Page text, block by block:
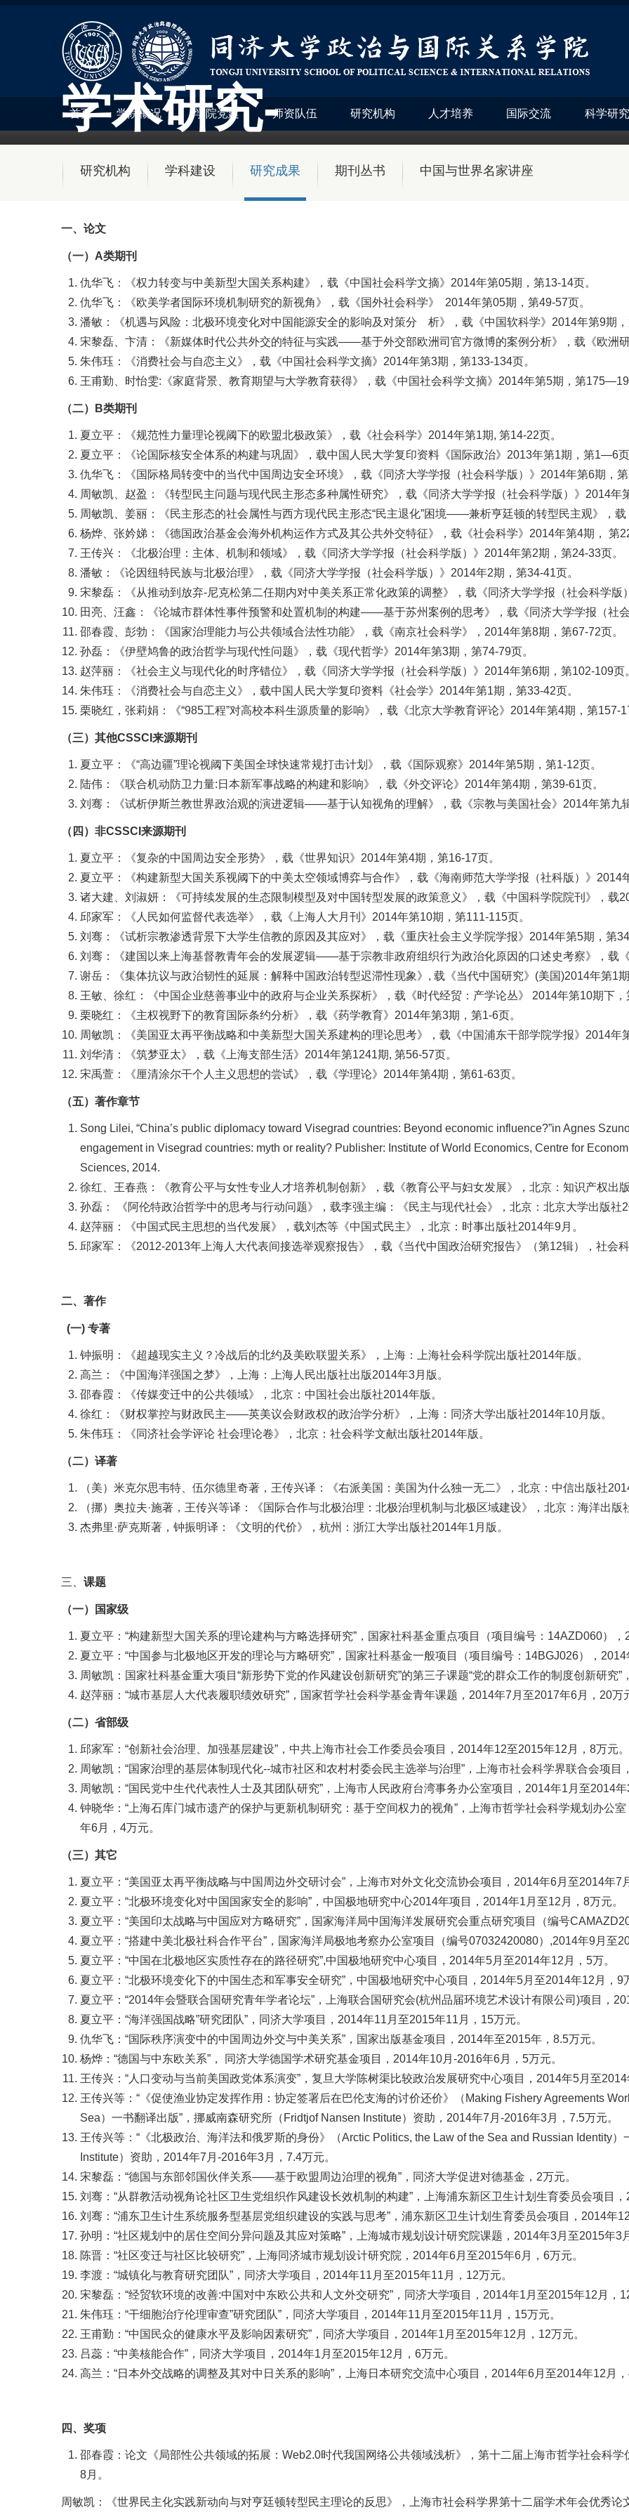
首页 学院概况 学院党建 师资队伍 研究机构 人才培养 国际交流 科学研究
学术研究-
研究机构 学科建设 研究成果 期刊丛书 中国与世界名家讲座
一、论文
（一）A类期刊
仇华飞：《权力转变与中美新型大国关系构建》，载《中国社会科学文摘》2014年第05期，第13-14页。
仇华飞：《欧美学者国际环境机制研究的新视角》，载《国外社会科学》 2014年第05期，第49-57页。
潘敏：《机遇与风险：北极环境变化对中国能源安全的影响及对策分 析》，载《中国软科学》2014年第9期，
宋黎磊、卞清：《新媒体时代公共外交的特征与实践——基于外交部欧洲司官方微博的案例分析》，载《欧洲
朱伟珏：《消费社会与自恋主义》，载《中国社会科学文摘》2014年第3期，第133-134页。
王甫勤、时怡雯:《家庭背景、教育期望与大学教育获得》，载《中国社会科学文摘》2014年第5期，第
（二）B类期刊
夏立平：《规范性力量理论视阈下的欧盟北极政策》，载《社会科学》2014年第1期, 第14-22页。
夏立平：《论国际核安全体系的构建与巩固》，载中国人民大学复印资料《国际政治》2013年第1期，第1—6页
仇华飞：《国际格局转变中的当代中国周边安全环境》，载《同济大学学报（社会科学版）》2014年第6期，第
周敏凯、赵盈：《转型民主问题与现代民主形态多种属性研究》，载《同济大学学报（社会科学版）》2014年
周敏凯、姜丽：《民主形态的社会属性与西方现代民主形态“民主退化”困境——兼析亨廷顿的转型民主观》，
杨烨、张妗娣：《德国政治基金会海外机构运作方式及其公共外交特征》，载《社会科学》2014年第4期， 第
王传兴：《北极治理：主体、机制和领域》，载《同济大学学报（社会科学版）》2014年第2期，第24-33页。
潘敏：《论因纽特民族与北极治理》，载《同济大学学报（社会科学版）》2014年2期，第34-41页。
宋黎磊：《从推动到放弃-尼克松第二任期内对中美关系正常化政策的调整》，载《同济大学学报（社会科学版
田亮、汪鑫：《论城市群体性事件预警和处置机制的构建——基于苏州案例的思考》，载《同济大学学报（社
邵春霞、彭勃：《国家治理能力与公共领域合法性功能》，载《南京社会科学》，2014年第8期，第67-72页。
孙磊：《伊壁鸠鲁的政治哲学与现代性问题》，载《现代哲学》2014年第3期，第74-79页。
赵萍丽：《社会主义与现代化的时序错位》，载《同济大学学报（社会科学版）》2014年第6期，第102-109页
朱伟珏：《消费社会与自恋主义》，载中国人民大学复印资料《社会学》2014年第1期，第33-42页。
栗晓红，张莉娟：《“985工程”对高校本科生源质量的影响》，载《北京大学教育评论》2014年第4期，第157-
（三）其他CSSCI来源期刊
夏立平：《“高边疆”理论视阈下美国全球快速常规打击计划》，载《国际观察》2014年第5期，第1-12页。
陆伟：《联合机动防卫力量:日本新军事战略的构建和影响》，载《外交评论》2014年第4期，第39-61页。
刘骞：《试析伊斯兰教世界政治观的演进逻辑——基于认知视角的理解》，载《宗教与美国社会》2014年第九
（四）非CSSCI来源期刊
夏立平：《复杂的中国周边安全形势》，载《世界知识》2014年第4期，第16-17页。
夏立平：《构建新型大国关系视阈下的中美太空领域博弈与合作》，载《海南师范大学学报（社科版）》2014
诸大建、刘淑妍：《可持续发展的生态限制模型及对中国转型发展的政策意义》，载《中国科学院院刊》，载
邱家军：《人民如何监督代表选举》，载《上海人大月刊》2014年第10期，第111-115页。
刘骞：《试析宗教渗透背景下大学生信教的原因及其应对》，载《重庆社会主义学院学报》2014年第5期，第
刘骞：《建国以来上海基督教青年会的发展逻辑——基于宗教非政府组织行为政治化原因的口述史考察》，载
谢岳：《集体抗议与政治韧性的延展：解释中国政治转型迟滞性现象》, 载《当代中国研究》(美国)2014年第1期
王敏、徐红：《中国企业慈善事业中的政府与企业关系探析》，载《时代经贸：产学论丛》 2014年第10期下，
栗晓红：《主权视野下的教育国际条约分析》，载《药学教育》2014年第3期，第1-6页。
周敏凯：《美国亚太再平衡战略和中美新型大国关系建构的理论思考》，载《中国浦东干部学院学报》2014年
刘华清：《筑梦亚太》，载《上海支部生活》2014年第1241期, 第56-57页。
宋禹萱：《厘清涂尔干个人主义思想的尝试》，载《学理论》2014年第4期，第61-63页。
（五）著作章节
Song Lilei, “China’s public diplomacy toward Visegrad countries: Beyond economic influence?”in Agnes
engagement in Visegrad countries: myth or reality? Publisher: Institute of World Economics, Centre for
Sciences, 2014.
徐红、王春燕：《教育公平与女性专业人才培养机制创新》，载《教育公平与妇女发展》，北京：知识产权出
孙磊： 《阿伦特政治哲学中的思考与行动问题》，载李强主编：《民主与现代社会》，北京：北京大学出版社
赵萍丽：《中国式民主思想的当代发展》，载刘杰等《中国式民主》，北京：时事出版社2014年9月。
邱家军：《2012-2013年上海人大代表间接选举观察报告》，载《当代中国政治研究报告》（第12辑），社会
二、著作
(一) 专著
钟振明：《超越现实主义？冷战后的北约及美欧联盟关系》，上海：上海社会科学院出版社2014年版。
高兰：《中国海洋强国之梦》，上海：上海人民出版社出版2014年3月版。
邵春霞：《传媒变迁中的公共领域》，北京：中国社会出版社2014年版。
徐红：《财权掌控与财政民主——英美议会财政权的政治学分析》，上海：同济大学出版社2014年10月版。
朱伟珏：《同济社会学评论 社会理论卷》，北京：社会科学文献出版社2014年版。
（二）译著
（美）米克尔思韦特、伍尔德里奇著，王传兴译：《右派美国：美国为什么独一无二》，北京：中信出版社
（挪）奥拉夫·施著，王传兴等译：《国际合作与北极治理：北极治理机制与北极区域建设》，北京：海洋出版
杰弗里·萨克斯著，钟振明译：《文明的代价》，杭州：浙江大学出版社2014年1月版。
三、 课题
（一）国家级
夏立平：“构建新型大国关系的理论建构与方略选择研究”，国家社科基金重点项目（项目编号：14AZD060），
夏立平：“中国参与北极地区开发的理论与方略研究”，国家社科基金一般项目（项目编号：14BGJ026），2014
周敏凯：国家社科基金重大项目“新形势下党的作风建设创新研究”的第三子课题“党的群众工作的制度创新研究”
赵萍丽：“城市基层人大代表履职绩效研究”，国家哲学社会科学基金青年课题，2014年7月至2017年6月，20万
（二）省部级
邱家军：“创新社会治理、加强基层建设”，中共上海市社会工作委员会项目，2014年12至2015年12月，8万元。
周敏凯：“国家治理的基层体制现代化--城市社区和农村村委会民主选举与治理”，上海市社会科学界联合会项目
周敏凯：“国民党中生代代表性人士及其团队研究”，上海市人民政府台湾事务办公室项目，2014年1月至2014年
钟晓华：“上海石库门城市遗产的保护与更新机制研究：基于空间权力的视角”，上海市哲学社会科学规划办公
年6月，4万元。
（三）其它
夏立平：“美国亚太再平衡战略与中国周边外交研讨会”，上海市对外文化交流协会项目，2014年6月至2014年7
夏立平：“北极环境变化对中国国家安全的影响”，中国极地研究中心2014年项目，2014年1月至12月，8万元。
夏立平：“美国印太战略与中国应对方略研究”，国家海洋局中国海洋发展研究会重点研究项目（编号
夏立平：“搭建中美北极社科合作平台”，国家海洋局极地考察办公室项目（编号07032420080）,2014年9月至
夏立平：“中国在北极地区实质性存在的路径研究”,中国极地研究中心项目，2014年5月至2014年12月，5万。
夏立平：“北极环境变化下的中国生态和军事安全研究”，中国极地研究中心项目，2014年5月至2014年12月，9
夏立平：“2014年会暨联合国研究青年学者论坛”，上海联合国研究会(杭州品届环境艺术设计有限公司)项目，
夏立平：“海洋强国战略”研究团队”，同济大学项目，2014年11月至2015年11月，15万元。
仇华飞：“国际秩序演变中的中国周边外交与中美关系”，国家出版基金项目，2014年至2015年，8.5万元。
杨烨：“德国与中东欧关系”， 同济大学德国学术研究基金项目，2014年10月-2016年6月，5万元。
王传兴：“人口变动与当前美国政党体系演变”，复旦大学陈树渠比较政治发展研究中心项目，2014年5月至2014
王传兴等：“《促使渔业协定发挥作用：协定签署后在巴伦支海的讨价还价》（Making Fishery Agreements
Sea）一书翻译出版”，挪威南森研究所（Fridtjof Nansen Institute）资助，2014年7月-2016年3月，7.5万元。
王传兴等：“《北极政治、海洋法和俄罗斯的身份》（Arctic Politics, the Law of the Sea and Russian Identity
Institute）资助，2014年7月-2016年3月，7.4万元。
宋黎磊：“德国与东部邻国伙伴关系——基于欧盟周边治理的视角”，同济大学促进对德基金，2万元。
刘骞：“从群教活动视角论社区卫生党组织作风建设长效机制的构建”，上海浦东新区卫生计划生育委员会项目
刘骞：“浦东卫生计生系统服务型基层党组织建设的实践与思考”，浦东新区卫生计划生育委员会项目，2014年
孙明：“社区规划中的居住空间分异问题及其应对策略”，上海城市规划设计研究院课题，2014年3月至2015年3
陈晋：“社区变迁与社区比较研究”，上海同济城市规划设计研究院，2014年6月至2015年6月，6万元。
李渡：“城镇化与教育研究团队”，同济大学项目，2014年11月至2015年11月，12万元。
宋黎磊：“经贸软环境的改善:中国对中东欧公共和人文外交研究”，同济大学项目，2014年1月至2015年12月，
朱伟珏：“干细胞治疗伦理审查”研究团队”，同济大学项目，2014年11月至2015年11月，15万元。
王甫勤：“中国民众的健康水平及影响因素研究”，同济大学项目，2014年1月至2015年12月，12万元。
吕蕊：“中美核能合作”，同济大学项目，2014年1月至2015年12月，6万元。
高兰：“日本外交战略的调整及其对中日关系的影响”，上海日本研究交流中心项目，2014年6月至2014年12月，
四、奖项
邵春霞：论文《局部性公共领域的拓展：Web2.0时代我国网络公共领域浅析》，第十二届上海市哲学社会科
8月。
周敏凯：《世界民主化实践新动向与对亨廷顿转型民主理论的反思》，上海市社会科学界第十二届学术年会优秀论